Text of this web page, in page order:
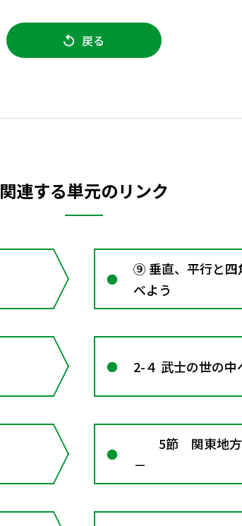
戻る
関連する単元のリンク
⑨ 垂直、平行と四
べよう
2-４ 武士の世の中
5節 関東地方
－